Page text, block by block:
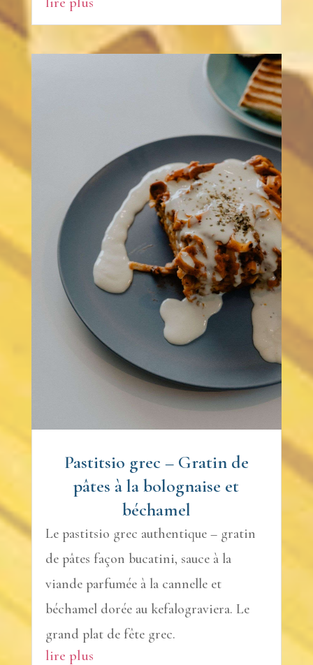
Pastitsio grec – Gratin de
pâtes à la bolognaise et
béchamel
Le pastitsio grec authentique – gratin
de pâtes façon bucatini, sauce à la
viande parfumée à la cannelle et
béchamel dorée au kefalograviera. Le
grand plat de fête grec.
lire plus